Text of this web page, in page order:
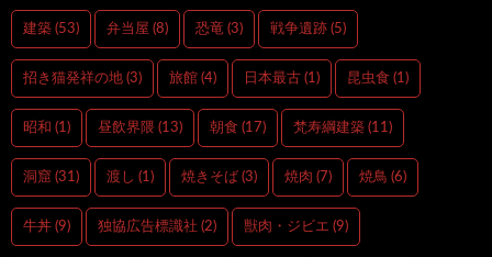
建築 (53) 弁当屋 (8) 恐竜 (3) 戦争遺跡 (5)
招き猫発祥の地 (3) 旅館 (4) 日本最古 (1) 昆虫食 (1)
昭和 (1) 昼飲界隈 (13) 朝食 (17) 梵寿綱建築 (11)
洞窟 (31) 渡し (1) 焼きそば (3) 焼肉 (7) 焼鳥 (6)
牛丼 (9) 独協広告標識社 (2) 獣肉・ジビエ (9)